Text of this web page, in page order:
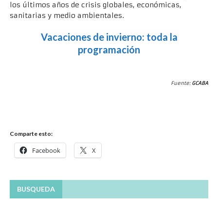
los últimos años de crisis globales, económicas,
sanitarias y medio ambientales.
Vacaciones de invierno: toda la
programación
Fuente: GCABA
Comparte esto:
Facebook X
BUSQUEDA